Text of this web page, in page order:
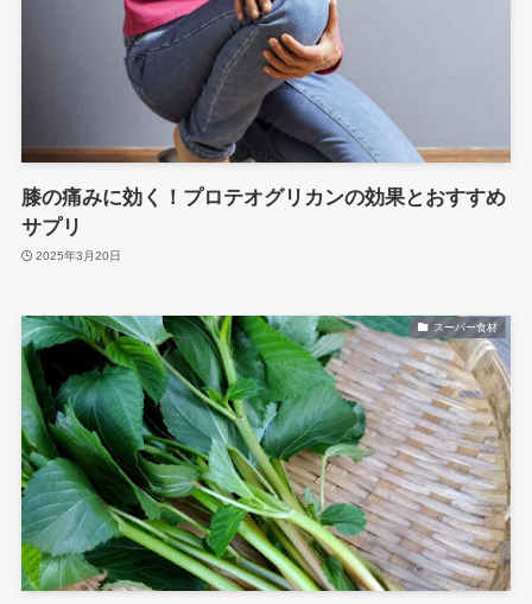
膝の痛みに効く！プロテオグリカンの効果とおすすめ
サプリ
2025年3月20日
スーパー食材